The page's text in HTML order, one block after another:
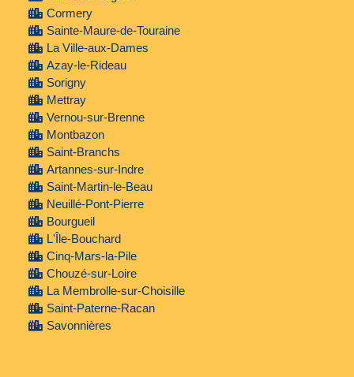
Cormery
Sainte-Maure-de-Touraine
La Ville-aux-Dames
Azay-le-Rideau
Sorigny
Mettray
Vernou-sur-Brenne
Montbazon
Saint-Branchs
Artannes-sur-Indre
Saint-Martin-le-Beau
Neuillé-Pont-Pierre
Bourgueil
L'Île-Bouchard
Cinq-Mars-la-Pile
Chouzé-sur-Loire
La Membrolle-sur-Choisille
Saint-Paterne-Racan
Savonnières